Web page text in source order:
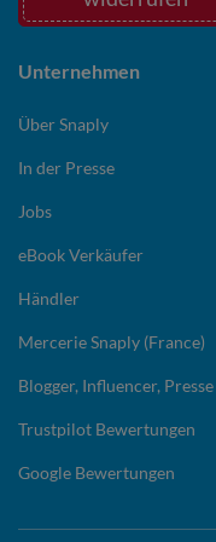
Unternehmen
Über Snaply
In der Presse
Jobs
eBook Verkäufer
Händler
Mercerie Snaply (France)
Blogger, Influencer, Presse
Trustpilot Bewertungen
Google Bewertungen